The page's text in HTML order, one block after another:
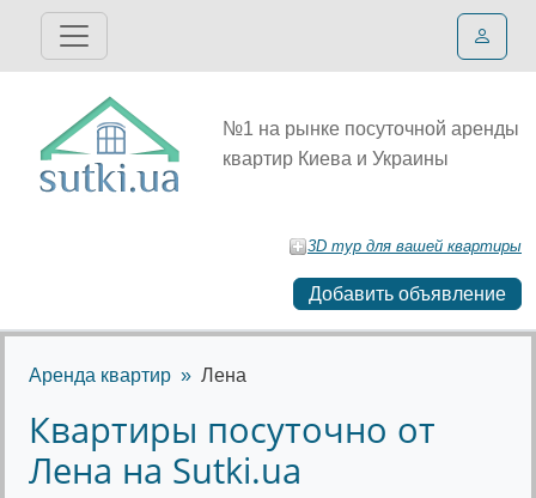
№1 на рынке посуточной аренды
квартир Киева и Украины
3D тур для вашей квартиры
Добавить объявление
Аренда квартир Лена
Квартиры посуточно от
Лена на Sutki.ua